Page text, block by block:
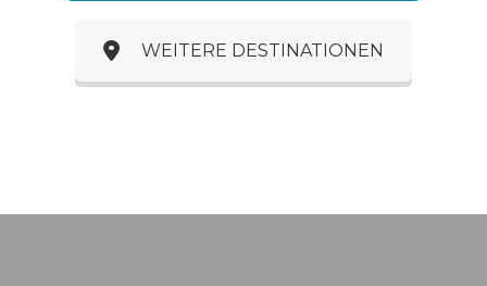
WEITERE DESTINATIONEN